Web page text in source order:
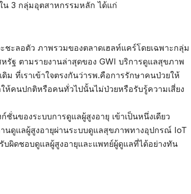
น 3 กลุ่มอุตสาหกรรมหลัก ได้แก่
ะลอตัว ภาพรวมของตลาดเฮลท์แคร์โดยเฉพาะกลุ่ม
รัฐ ตามรายงานล่าสุดของ GWI บริการดูแลสุขภาพ
ม ที่เราเข้าใจตรงกันว่ารพ.คือการรักษาคนป่วยให้
คนปกติหรือคนทั่วไปนั้นไม่ป่วยหรือรับรู้ความเสี่ยง
นของระบบการดูแลผู้สูงอายุ เข้าเป็นหนึ่งเดียว
นดูแลผู้สูงอายุผ่านระบบดูแลสุขภาพทางอุปกรณ์ IoT
ผิดชอบดูแลผู้สูงอายุและแพทย์ผู้ดูแลที่ได้อย่างทัน